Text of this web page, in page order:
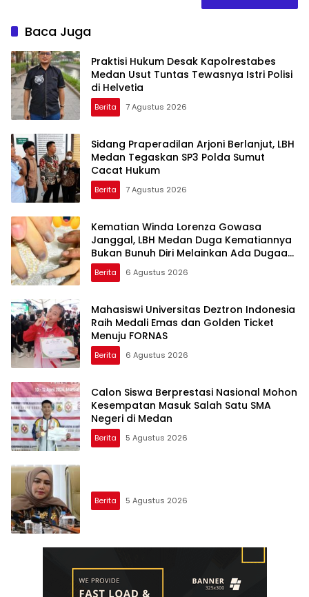
Baca Juga
Praktisi Hukum Desak Kapolrestabes
Medan Usut Tuntas Tewasnya Istri Polisi
di Helvetia
Berita 7 Agustus 2026
Sidang Praperadilan Arjoni Berlanjut, LBH
Medan Tegaskan SP3 Polda Sumut
Cacat Hukum
Berita 7 Agustus 2026
Kematian Winda Lorenza Gowasa
Janggal, LBH Medan Duga Kematiannya
Bukan Bunuh Diri Melainkan Ada Dugaan
Tundak Pidana
Berita 6 Agustus 2026
Mahasiswi Universitas Deztron Indonesia
Raih Medali Emas dan Golden Ticket
Menuju FORNAS
Berita 6 Agustus 2026
Calon Siswa Berprestasi Nasional Mohon
Kesempatan Masuk Salah Satu SMA
Negeri di Medan
Berita 5 Agustus 2026
Berita 5 Agustus 2026